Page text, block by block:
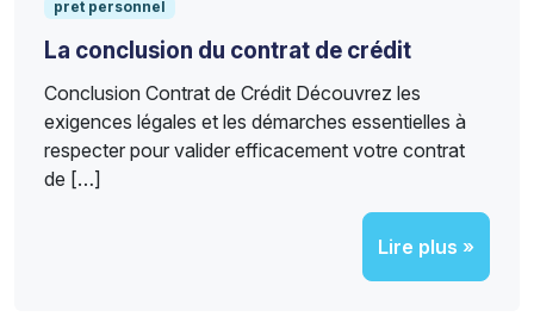
pret personnel
La conclusion du contrat de crédit
Conclusion Contrat de Crédit Découvrez les
exigences légales et les démarches essentielles à
respecter pour valider efficacement votre contrat
de […]
Lire plus »